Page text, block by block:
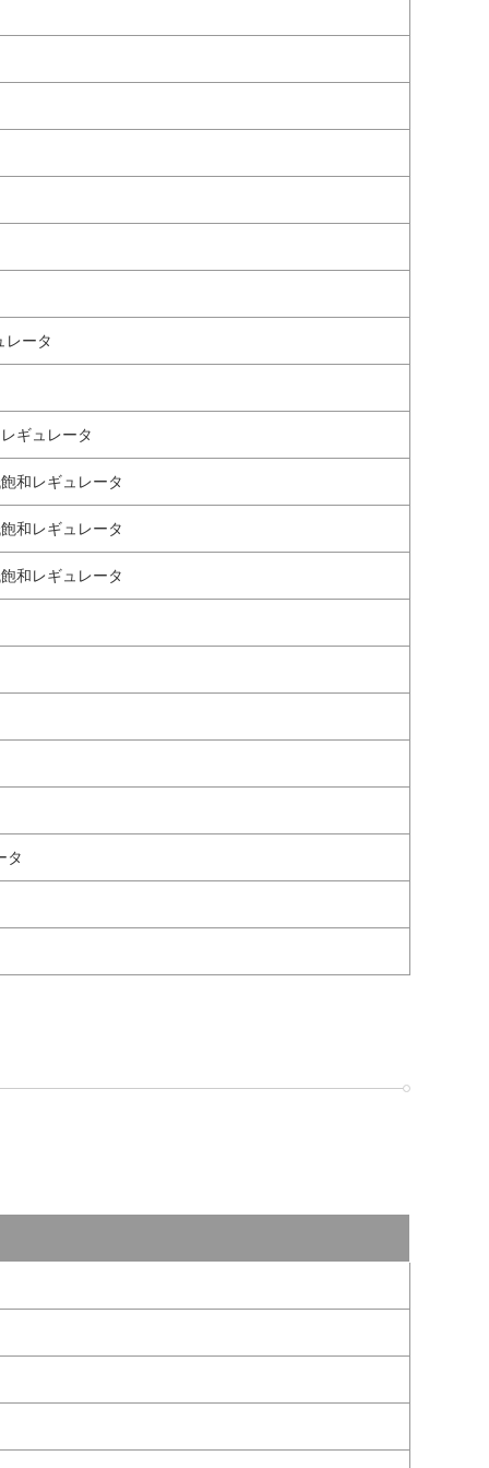
レータ
ギュレータ
和レギュレータ
和レギュレータ
和レギュレータ
タ